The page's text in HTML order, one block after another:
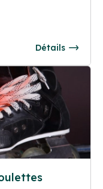
Détails